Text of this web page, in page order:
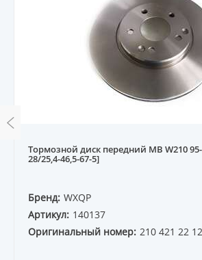
Тормозной диск передний MB W210
28/25,4-46,5-67-5]
Бренд: WXQP
Артикул: 140137
Оригинальный номер: 210 421 22 12